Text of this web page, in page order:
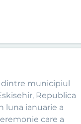
dintre municipiul
Republica
luna ianuarie a
care a